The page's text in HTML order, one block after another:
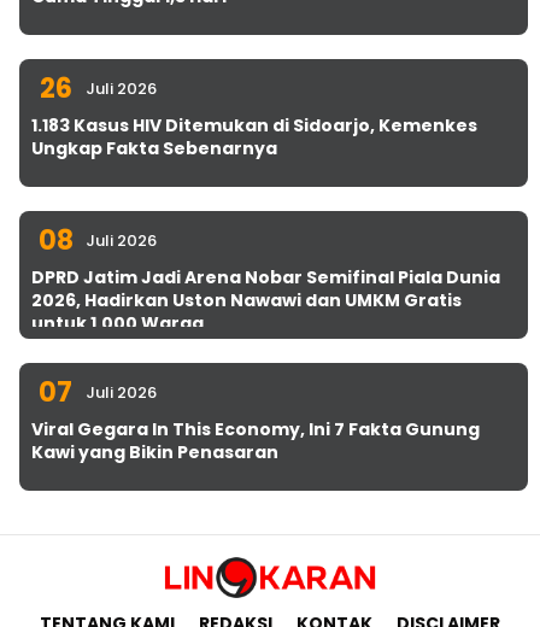
26 Juli 2026
1.183 Kasus HIV Ditemukan di Sidoarjo, Kemenkes
Ungkap Fakta Sebenarnya
08 Juli 2026
DPRD Jatim Jadi Arena Nobar Semifinal Piala Dunia
2026, Hadirkan Uston Nawawi dan UMKM Gratis
untuk 1.000 Warga
07 Juli 2026
Viral Gegara In This Economy, Ini 7 Fakta Gunung
Kawi yang Bikin Penasaran